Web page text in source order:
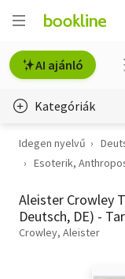
AI ajánló
Kategóriák
Életmód, egészség
Gyermek- és ifjúsági
Idegen nyelvű
Esoterik,
Aleister Crowley
Deutsch, DE) -
Crowley, Aleister